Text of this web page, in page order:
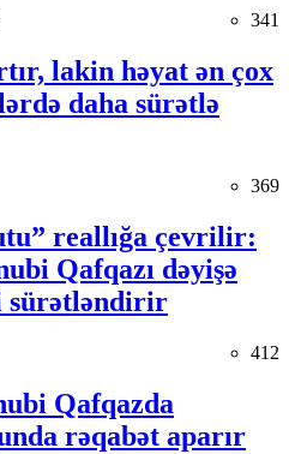
341
lakin həyat ən çox
daha sürətlə
369
reallığa çevrilir:
Qafqazı dəyişə
sürətləndirir
412
Qafqazda
rəqabət aparır